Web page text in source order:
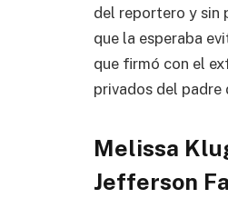
del reportero y sin
que la esperaba
que firmó con el
privados del padre
Melissa
Jefferson